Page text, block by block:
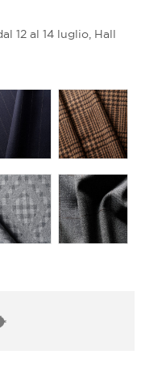
12 al 14 luglio, Hall